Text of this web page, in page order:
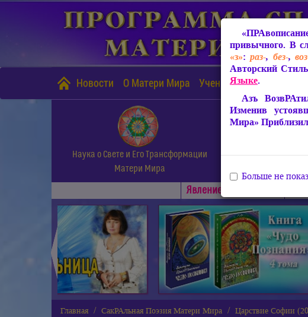
Новости О Матери Мира Учение Матери Мира
Наука о Свете и Его Трансформации
Матери Мира
Явлениe Матери Мира
◄
Главная СакРАльная Поэзия Матери Мира Царствие Софии
привычного. В
«з»:раз-, без-,
Авторский
Языке.
Азъ
Изменив
Мира»
Больше не